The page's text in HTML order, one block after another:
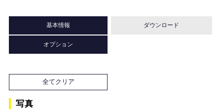
基本情報 ダウンロード
オプション
全てクリア
写真